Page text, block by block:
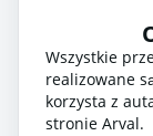
Wszystkie
realizowane
korzysta z
stronie Arval.